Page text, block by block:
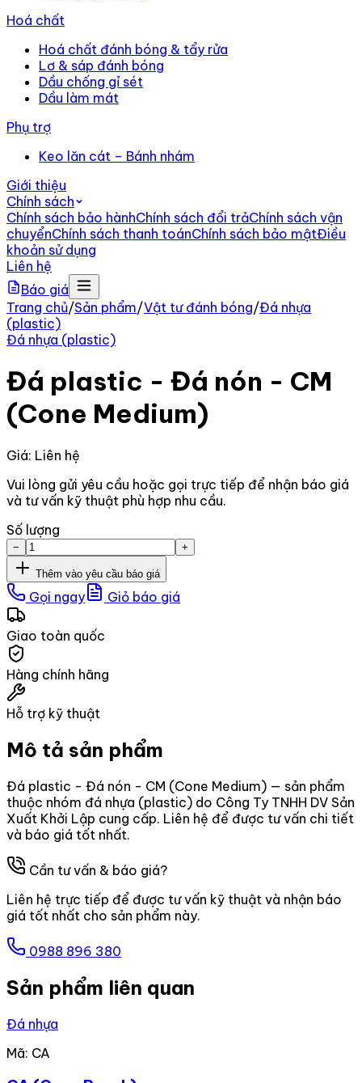
Hoá chất
Hoá chất đánh bóng & tẩy rửa
Lơ & sáp đánh bóng
Dầu chống gỉ sét
Dầu làm mát
Phụ trợ
Keo lăn cát – Bánh nhám
Giới thiệu
Chính sách
Chính sách bảo hànhChính sách đổi trảChính sách vận
chuyểnChính sách thanh toánChính sách bảo mậtĐiều
khoản sử dụng
Liên hệ
Báo giá
Trang chủ/Sản phẩm/Vật tư đánh bóng/Đá nhựa
(plastic)
Đá nhựa (plastic)
Đá plastic - Đá nón - CM
(Cone Medium)
Giá: Liên hệ
Vui lòng gửi yêu cầu hoặc gọi trực tiếp để nhận báo giá
và tư vấn kỹ thuật phù hợp nhu cầu.
Số lượng
− +
Thêm vào yêu cầu báo giá
Gọi ngay Giỏ báo giá
Giao toàn quốc
Hàng chính hãng
Hỗ trợ kỹ thuật
Mô tả sản phẩm
Đá plastic - Đá nón - CM (Cone Medium) — sản phẩm
thuộc nhóm đá nhựa (plastic) do Công Ty TNHH DV Sản
Xuất Khởi Lập cung cấp. Liên hệ để được tư vấn chi tiết
và báo giá tốt nhất.
Cần tư vấn & báo giá?
Liên hệ trực tiếp để được tư vấn kỹ thuật và nhận báo
giá tốt nhất cho sản phẩm này.
0988 896 380
Sản phẩm liên quan
Đá nhựa
Mã: CA